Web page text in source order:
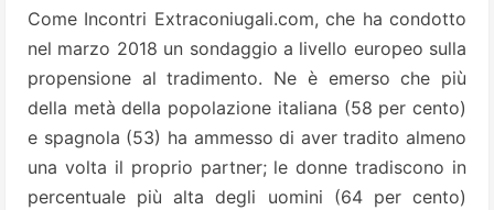
Come Incontri Extraconiugali.com, che ha condotto
nel marzo 2018 un sondaggio a livello europeo sulla
propensione al tradimento. Ne è emerso che più
della metà della popolazione italiana (58 per cento)
e spagnola (53) ha ammesso di aver tradito almeno
una volta il proprio partner; le donne tradiscono in
percentuale più alta degli uomini (64 per cento)